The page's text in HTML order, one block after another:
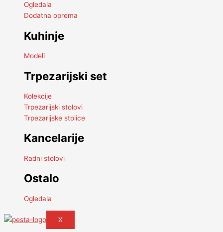
Ogledala
Dodatna oprema
Kuhinje
Modeli
Trpezarijski set
Kolekcije
Trpezarijski stolovi
Trpezarijske stolice
Kancelarije
Radni stolovi
Ostalo
Ogledala
X